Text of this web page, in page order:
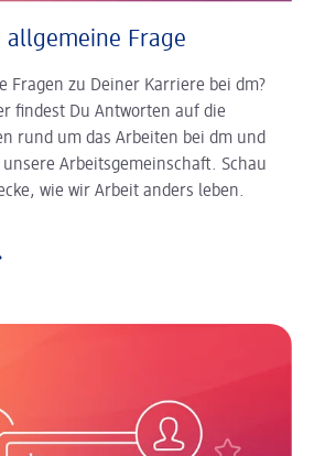
allgemeine Frage
Fragen zu Deiner Karriere bei dm?
findest Du Antworten auf die
rund um das Arbeiten bei dm und
Arbeitsgemeinschaft. Schau
wie wir Arbeit anders leben.